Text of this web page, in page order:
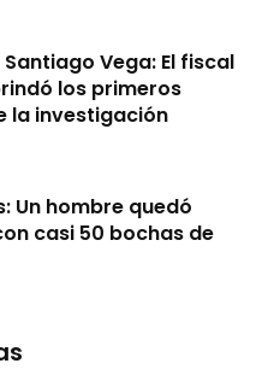
Vega: El fiscal
los primeros
la investigación
Un hombre quedó
casi 50 bochas de